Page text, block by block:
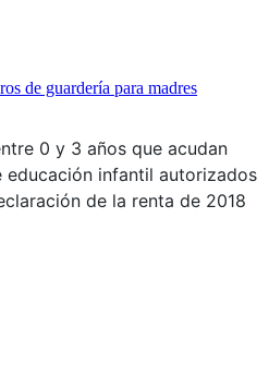
de guardería para madres
0 y 3 años que acudan
educación infantil autorizados
de la renta de 2018